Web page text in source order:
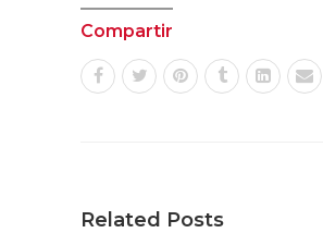
Compartir
Related Posts